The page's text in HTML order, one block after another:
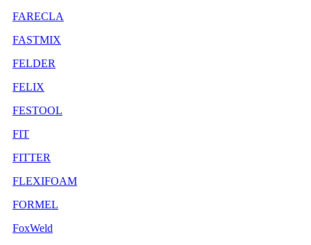
FARECLA
FASTMIX
FELDER
FELIX
FESTOOL
FIT
FITTER
FLEXIFOAM
FORMEL
FoxWeld